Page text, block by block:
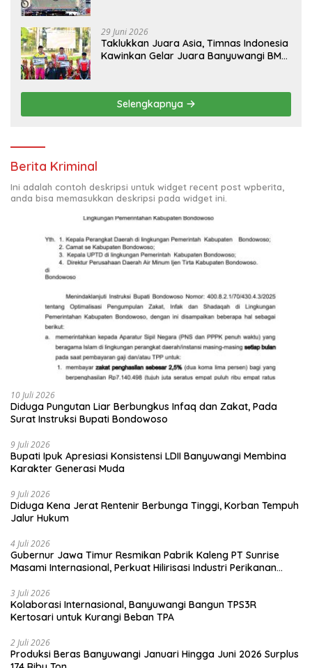
29 Juni 2026
Taklukkan Juara Asia, Timnas Indonesia
Kawinkan Gelar Juara Banyuwangi BMX
Selengkapnya
Berita Kriminal
Ini adalah contoh deskripsi untuk widget recent post wpberita,
anda bisa memasukkan deskripsi pada widget ini.
10 Juli 2026
Diduga Pungutan Liar Berbungkus Infaq dan Zakat, Pada
Surat Instruksi Bupati Bondowoso
9 Juli 2026
Bupati Ipuk Apresiasi Konsistensi LDII Banyuwangi Membina
Karakter Generasi Muda
9 Juli 2026
Diduga Kena Jerat Rentenir Berbunga Tinggi, Korban Tempuh
Jalur Hukum
4 Juli 2026
Gubernur Jawa Timur Resmikan Pabrik Kaleng PT Sunrise
Masami Internasional, Perkuat Hilirisasi Industri Perikanan
3 Juli 2026
Kolaborasi Internasional, Banyuwangi Bangun TPS3R
Kertosari untuk Kurangi Beban TPA
2 Juli 2026
Produksi Beras Banyuwangi Januari Hingga Juni 2026 Surplus